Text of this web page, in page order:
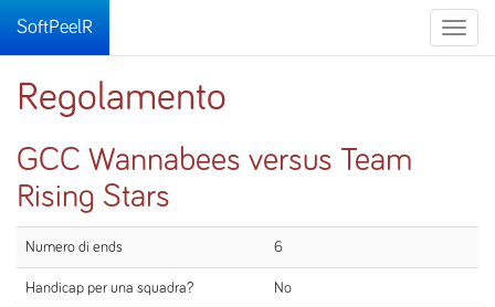
Toggle
SoftPeelR
Regolamento
GCC Wannabees versus Team
Rising Stars
Numero di ends 6
Handicap per una squadra? No